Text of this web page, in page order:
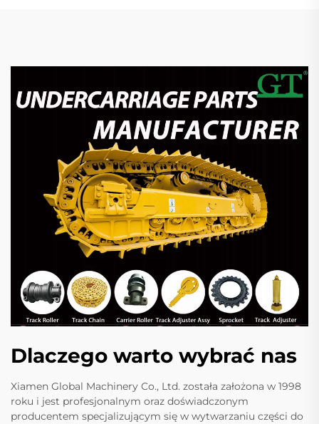
Dlaczego warto wybrać nas
Xiamen Global Machinery Co., Ltd. została założona w 1998
roku i jest profesjonalnym oraz doświadczonym
producentem specjalizującym się w wytwarzaniu części do